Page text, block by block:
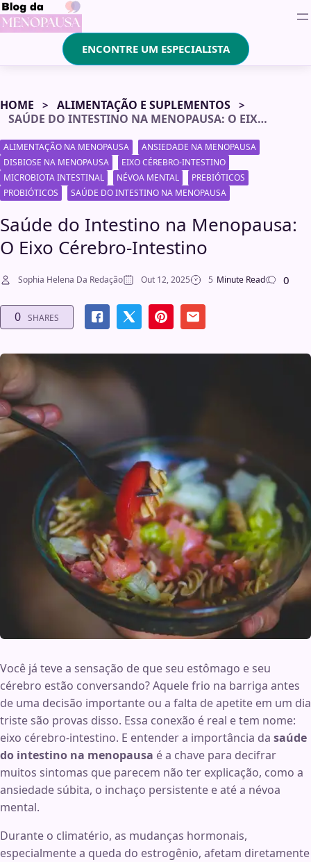
ENCONTRE UM ESPECIALISTA
HOME
ALIMENTAÇÃO E SUPLEMENTOS
SAÚDE DO INTESTINO NA MENOPAUSA: O EIXO CÉREBRO-INTESTINO
ALIMENTAÇÃO NA MENOPAUSA
ANSIEDADE NA MENOPAUSA
DISBIOSE NA MENOPAUSA
EIXO CÉREBRO-INTESTINO
MICROBIOTA INTESTINAL
NÉVOA MENTAL
PREBIÓTICOS
PROBIÓTICOS
SAÚDE DO INTESTINO NA MENOPAUSA
Saúde do Intestino na Menopausa:
O Eixo Cérebro-Intestino
Sophia Helena Da Redação Out 12, 2025 5 Minute Read 0
0 SHARES
Você já teve a sensação de que seu estômago e seu
cérebro estão conversando? Aquele frio na barriga antes
de uma decisão importante ou a falta de apetite em um dia
triste são provas disso. Essa conexão é real e tem nome:
eixo cérebro-intestino. E entender a importância da saúde
do intestino na menopausa é a chave para decifrar
muitos sintomas que parecem não ter explicação, como a
ansiedade súbita, o inchaço persistente e até a névoa
mental.
Durante o climatério, as mudanças hormonais,
especialmente a queda do estrogênio, afetam diretamente